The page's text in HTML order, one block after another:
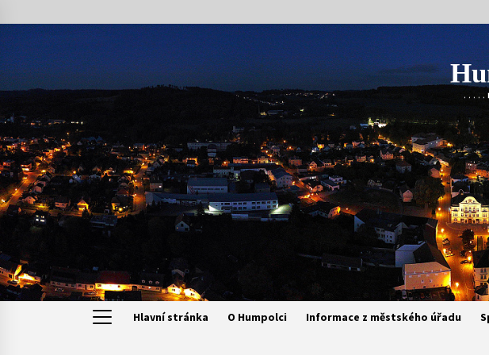
to
content
. . . .
Hlavní stránka O Humpolci Informace z městského úřadu